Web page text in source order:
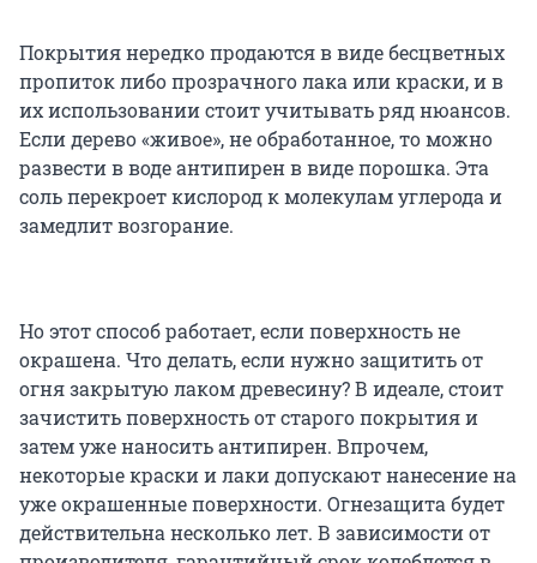
Покрытия нередко продаются в виде бесцветных
пропиток либо прозрачного лака или краски, и в
их использовании стоит учитывать ряд нюансов.
Если дерево «живое», не обработанное, то можно
развести в воде антипирен в виде порошка. Эта
соль перекроет кислород к молекулам углерода и
замедлит возгорание.
Но этот способ работает, если поверхность не
окрашена. Что делать, если нужно защитить от
огня закрытую лаком древесину? В идеале, стоит
зачистить поверхность от старого покрытия и
затем уже наносить антипирен. Впрочем,
некоторые краски и лаки допускают нанесение на
уже окрашенные поверхности. Огнезащита будет
действительна несколько лет. В зависимости от